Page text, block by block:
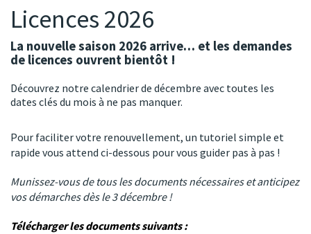
Licences 2026
La nouvelle saison 2026 arrive… et les demandes
de licences ouvrent bientôt !
Découvrez notre calendrier de décembre avec toutes les
dates clés du mois à ne pas manquer.
Pour faciliter votre renouvellement, un tutoriel simple et
rapide vous attend ci-dessous pour vous guider pas à pas !
Munissez-vous de tous les documents nécessaires et anticipez
vos démarches dès le 3 décembre !
Télécharger les documents suivants :